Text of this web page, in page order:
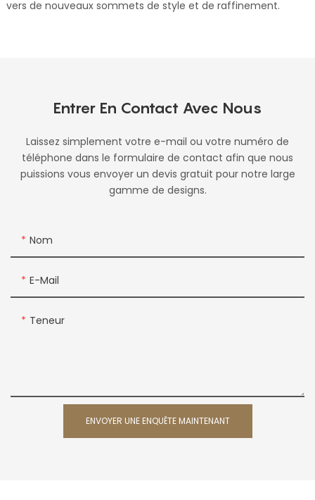
vers de nouveaux sommets de style et de raffinement.
Entrer En Contact Avec Nous
Laissez simplement votre e-mail ou votre numéro de
téléphone dans le formulaire de contact afin que nous
puissions vous envoyer un devis gratuit pour notre large
gamme de designs.
Nom
E-Mail
Teneur
ENVOYER UNE ENQUÊTE MAINTENANT